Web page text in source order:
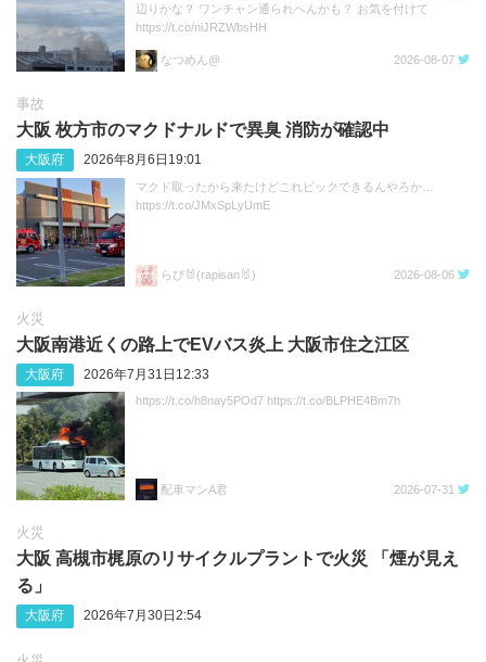
辺りかな？ ワンチャン通られへんかも？ お気を付けて
https://t.co/niJRZWbsHH
なつめん@ 2026-08-07
事故
大阪 枚方市のマクドナルドで異臭 消防が確認中
大阪府 2026年8月6日19:01
マクド取ったから来たけどこれピックできるんやろか…
https://t.co/JMxSpLyUmE
らぴ🐰(rapisan🐰) 2026-08-06
火災
大阪南港近くの路上でEVバス炎上 大阪市住之江区
大阪府 2026年7月31日12:33
https://t.co/h8nay5POd7 https://t.co/BLPHE4Bm7h
配車マンA君 2026-07-31
火災
大阪 高槻市梶原のリサイクルプラントで火災 「煙が見え
る」
大阪府 2026年7月30日2:54